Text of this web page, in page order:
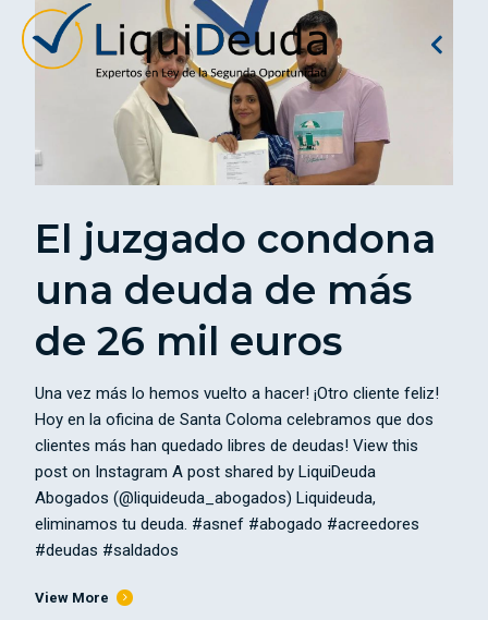
El juzgado condona
una deuda de más
de 26 mil euros
Una vez más lo hemos vuelto a hacer! ¡Otro cliente feliz!
Hoy en la oficina de Santa Coloma celebramos que dos
clientes más han quedado libres de deudas! View this
post on Instagram A post shared by LiquiDeuda
Abogados (@liquideuda_abogados) Liquideuda,
eliminamos tu deuda. #asnef #abogado #acreedores
#deudas #saldados
View More